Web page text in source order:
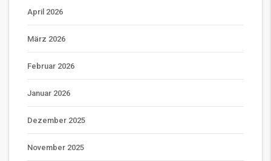
April 2026
März 2026
Februar 2026
Januar 2026
Dezember 2025
November 2025